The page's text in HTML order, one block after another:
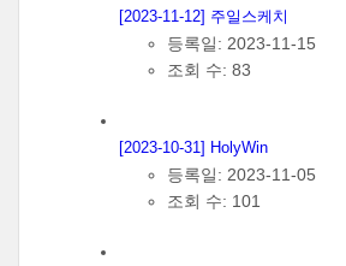
[2023-11-12] 주일스케치
등록일: 2023-11-15
조회 수: 83
[2023-10-31] HolyWin
등록일: 2023-11-05
조회 수: 101